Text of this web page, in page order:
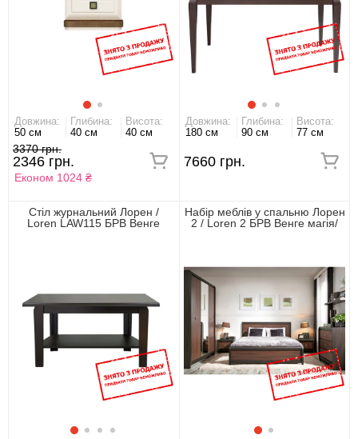
Довжина:
50 см
Глибина:
40 см
Висота:
40 см
3370 грн.
2346 грн.
Економ 1024 ₴
Довжина:
180 см
Глибина:
90 см
Висота:
77 см
7660 грн.
Стіл журнальний Лорен /
Loren LAW115 БРВ Венге
Набір меблів у спальню Лорен
2 / Loren 2 БРВ Венге магія/